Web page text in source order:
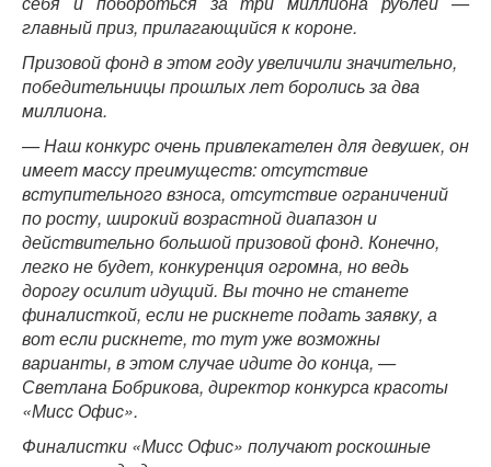
главный приз, прилагающийся к короне.
Призовой фонд в этом году увеличили значительно,
победительницы прошлых лет боролись за два
миллиона.
— Наш конкурс очень привлекателен для девушек, он
имеет массу преимуществ: отсутствие
вступительного взноса, отсутствие ограничений
по росту, широкий возрастной диапазон и
действительно большой призовой фонд. Конечно,
легко не будет, конкуренция огромна, но ведь
дорогу осилит идущий. Вы точно не станете
финалисткой, если не рискнете подать заявку, а
вот если рискнете, то тут уже возможны
варианты, в этом случае идите до конца, —
Светлана Бобрикова, директор конкурса красоты
«Мисс Офис».
Финалистки «Мисс Офис» получают роскошные